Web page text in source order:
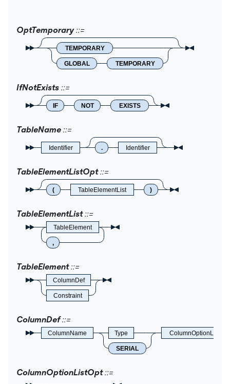
OptTemporary
TEMPORARY
GLOBAL TEMPORARY
IfNotExists
IF NOT EXISTS
TableName
Identifier . Identifier
TableElementListOpt
( TableElementList )
TableElementList
TableElement
,
TableElement
ColumnDef
Constraint
ColumnDef
ColumnName Type
SERIAL
ColumnOptionListOpt
ColumnOptionListOpt